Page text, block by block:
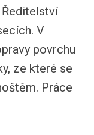
V
povrchu
ze které se
Práce